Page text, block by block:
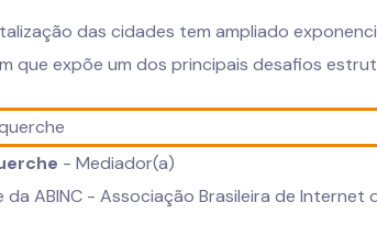
das cidades tem ampliado
que expõe um dos principais desafios
- Mediador(a)
ABINC - Associação Brasileira de Internet